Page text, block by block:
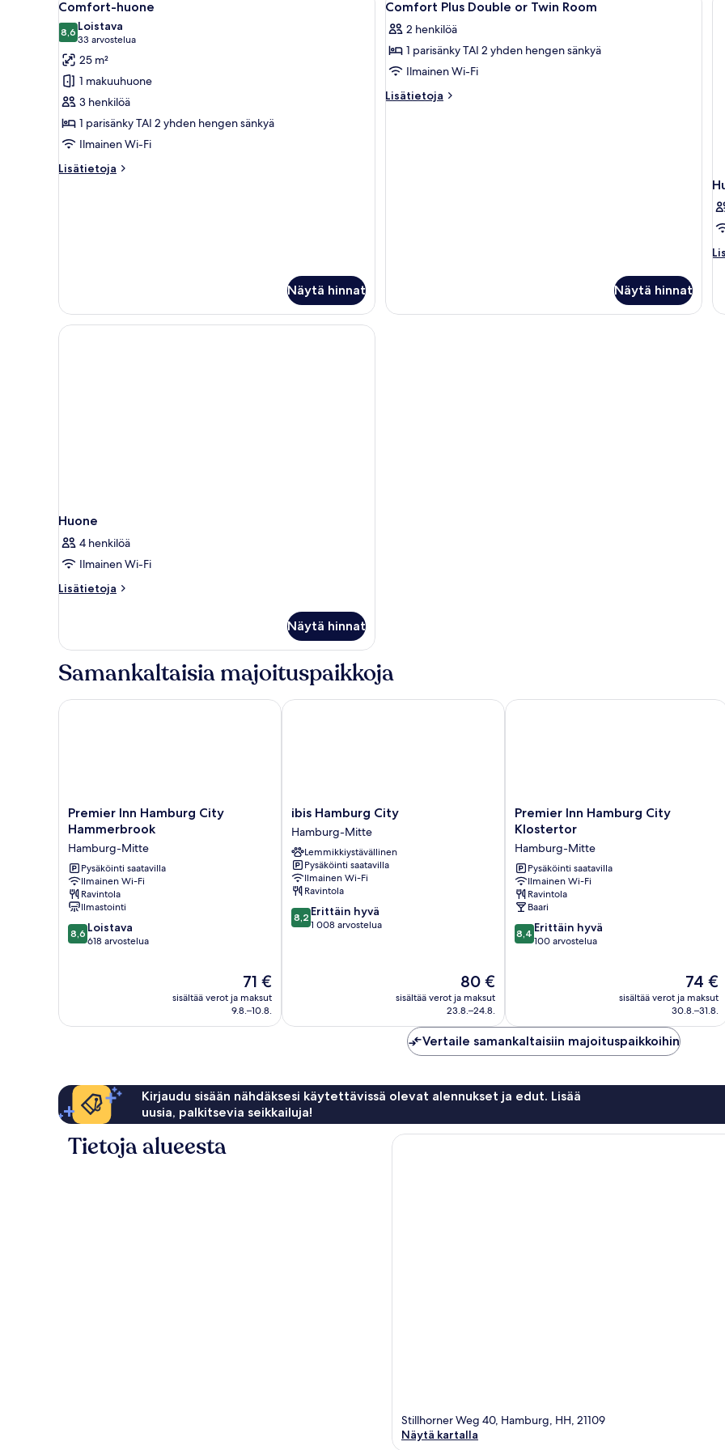
kaikki
huonetyypin
Comfort-
huone
kuvat
9
Comfort-huone
8,68,6 kautta 10
Loistava
33 arvostelua
(33
arvostelua)
25 m²
1 makuuhuone
3 henkilöä
1 parisänky TAI 2 yhden hengen sänkyä
Ilmainen Wi-Fi
Lisätietoja
Lisätietoja
Näytä hinnat
kaikki
huonetyypin
Comfort
Plus
Double
6
Comfort Plus Double or Twin Room
2 henkilöä
1 parisänky TAI 2 yhden hengen sänkyä
Ilmainen Wi-Fi
Lisätietoja
Lisätietoja
Näytä hinnat
Huone
4 henkilöä
Ilmainen Wi-Fi
Lisätietoja
Lisätietoja
Näytä hinnat
Samankaltaisia majoituspaikkoja
Premier
Inn
City
Hammerbrook
Hamburg-
Mitte
Premier Inn Hamburg City
Hammerbrook
Hamburg-Mitte
Pysäköinti saatavilla
Ilmainen Wi-Fi
Ravintola
Ilmastointi
8.6
kautta
8,6 Loistava
618 arvostelua
Hinta
on
71 €
71 €
sisältää verot ja maksut
9.8.–10.8.
Premier Inn Hamburg City Hammerbrook
ibis
Hamburg
City
Hamburg-
Mitte
ibis Hamburg City
Hamburg-Mitte
Lemmikkiystävällinen
Pysäköinti saatavilla
Ilmainen Wi-Fi
Ravintola
8.2
kautta
8,2 Erittäin hyvä
1 008 arvostelua
Hinta
on
80 €
80 €
sisältää verot ja maksut
23.8.–24.8.
ibis Hamburg City
Premier
Inn
City
Klostertor
Hamburg-
Mitte
Premier Inn Hamburg City
Klostertor
Hamburg-Mitte
Pysäköinti saatavilla
Ilmainen Wi-Fi
Ravintola
Baari
8.4
kautta
8,4 Erittäin hyvä
100 arvostelua
Hinta
on
74 €
74 €
sisältää verot ja maksut
30.8.–31.8.
Premier Inn Hamburg City Klostertor
Vertaile samankaltaisiin majoituspaikkoihin
Kirjaudu sisään nähdäksesi käytettävissä olevat alennukset ja edut. Lisää
uusia, palkitsevia seikkailuja!
Tietoja alueesta
Stillhorner Weg 40, Hamburg, HH, 21109
Näytä kartalla